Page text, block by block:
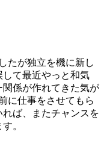
たが独立を機に新し
て最近やっと和気
係が作れてきた気が
に仕事をさせてもら
ば、またチャンスを
。